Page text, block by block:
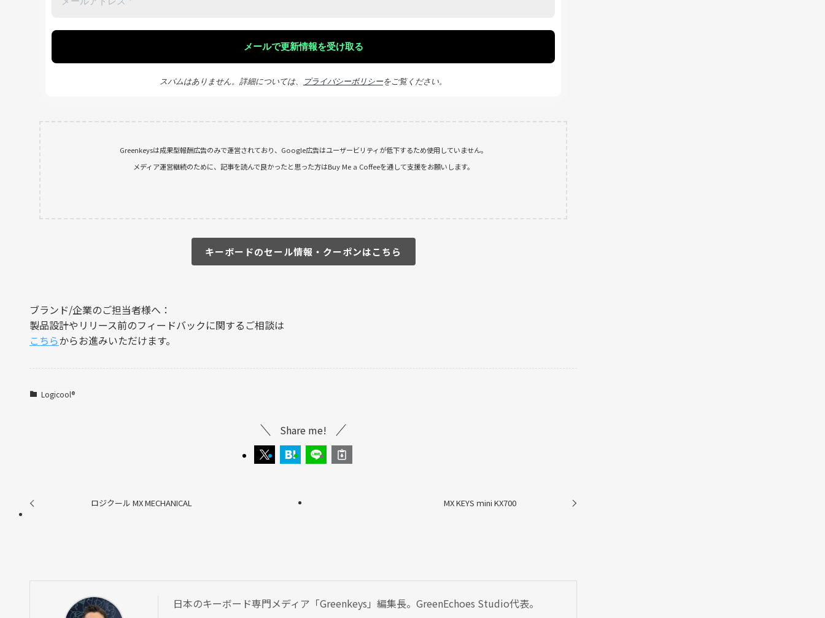
スパムはありません。詳細については、 プライバシーポリシーをご覧ください。
Greenkeysは成果型報酬広告のみで運営されており、Google広告はユーザービリティが低下するため使用していません。
メディア運営継続のために、記事を読んで良かったと思った方はBuy Me a Coffeeを通して支援をお願いします。
キーボードのセール情報・クーポンはこちら
ブランド/企業のご担当者様へ：
製品設計やリリース前のフィードバックに関するご相談は
こちらからお進みいただけます。
Logicool®︎
Share me!
ロジクール MX MECHANICAL MX KEYS ｍini KX700
日本のキーボード専門メディア「Greenkeys」編集長。GreenEchoes Studio代表。